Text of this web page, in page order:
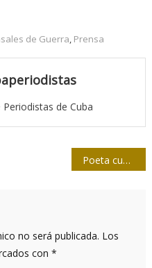
de Guerra, Prensa
de Cuba
Poeta cubano recibe Premio Latinoamericano Ciro Mendía
no será publicada. Los
con *